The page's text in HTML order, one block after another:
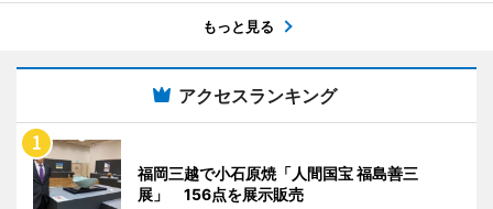
もっと見る
アクセスランキング
福岡三越で小石原焼「人間国宝 福島善三
展」 156点を展示販売